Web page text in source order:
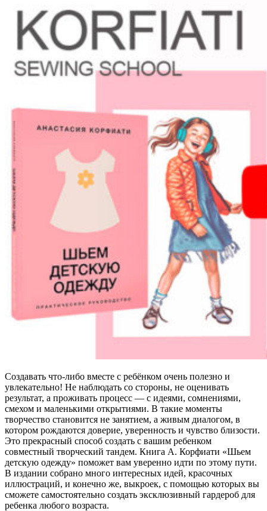
Создавать что-либо вместе с ребёнком очень полезно и
увлекательно! Не наблюдать со стороны, не оценивать
результат, а проживать процесс — с идеями, сомнениями,
смехом и маленькими открытиями. В такие моменты
творчество становится не занятием, а живым диалогом, в
котором рождаются доверие, уверенность и чувство близости.
Это прекрасный способ создать с вашим ребенком
совместный творческий тандем. Книга А. Корфиати «Шьем
детскую одежду» поможет вам уверенно идти по этому пути.
В издании собрано много интересных идей, красочных
иллюстраций, и конечно же, выкроек, с помощью которых вы
сможете самостоятельно создать эксклюзивный гардероб для
ребенка любого возраста.